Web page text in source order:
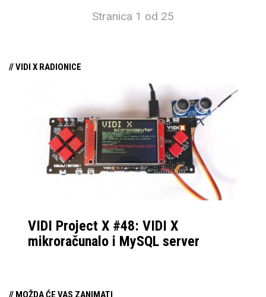
Stranica 1 od 25
// VIDI X RADIONICE
VIDI Project X #48: VIDI X
mikroračunalo i MySQL server
// MOŽDA ĆE VAS ZANIMATI